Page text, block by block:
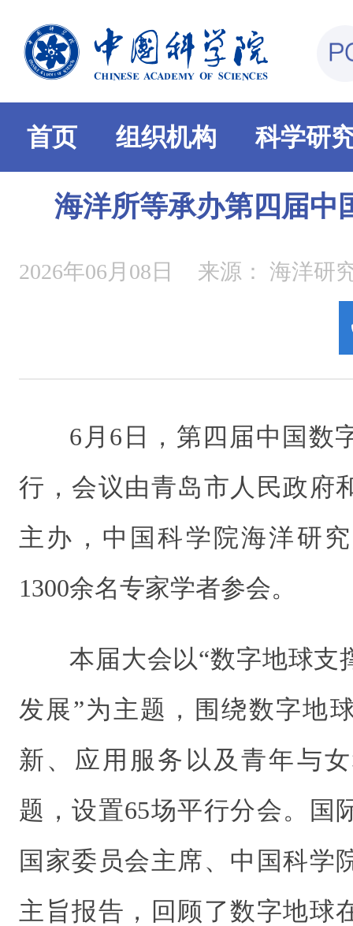
首页 组织机构 科学研
海洋所等承办第四届中
2026年06月08日 来源： 海洋研
6月6日，第四届中国数
行，会议由青岛市人民政府
主办，中国科学院海洋研
1300余名专家学者参会。
本届大会以“数字地球支
发展”为主题，围绕数字地
新、应用服务以及青年与
题，设置65场平行分会。国
国家委员会主席、中国科学
主旨报告，回顾了数字地球